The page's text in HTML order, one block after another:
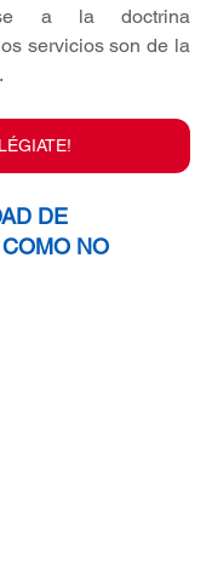
a la doctrina
servicios son de la
DE
NO